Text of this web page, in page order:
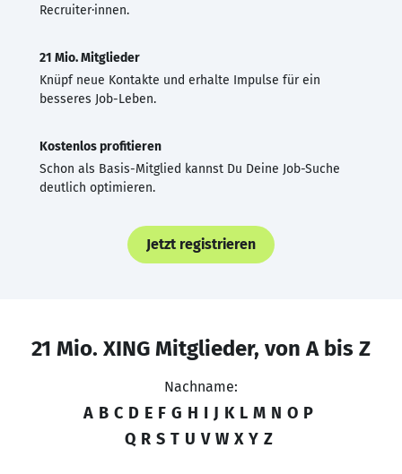
Recruiter·innen.
21 Mio. Mitglieder
Knüpf neue Kontakte und erhalte Impulse für ein
besseres Job-Leben.
Kostenlos profitieren
Schon als Basis-Mitglied kannst Du Deine Job-Suche
deutlich optimieren.
Jetzt registrieren
21 Mio. XING Mitglieder, von A bis Z
Nachname:
A B C D E F G H I J K L M N O P
Q R S T U V W X Y Z